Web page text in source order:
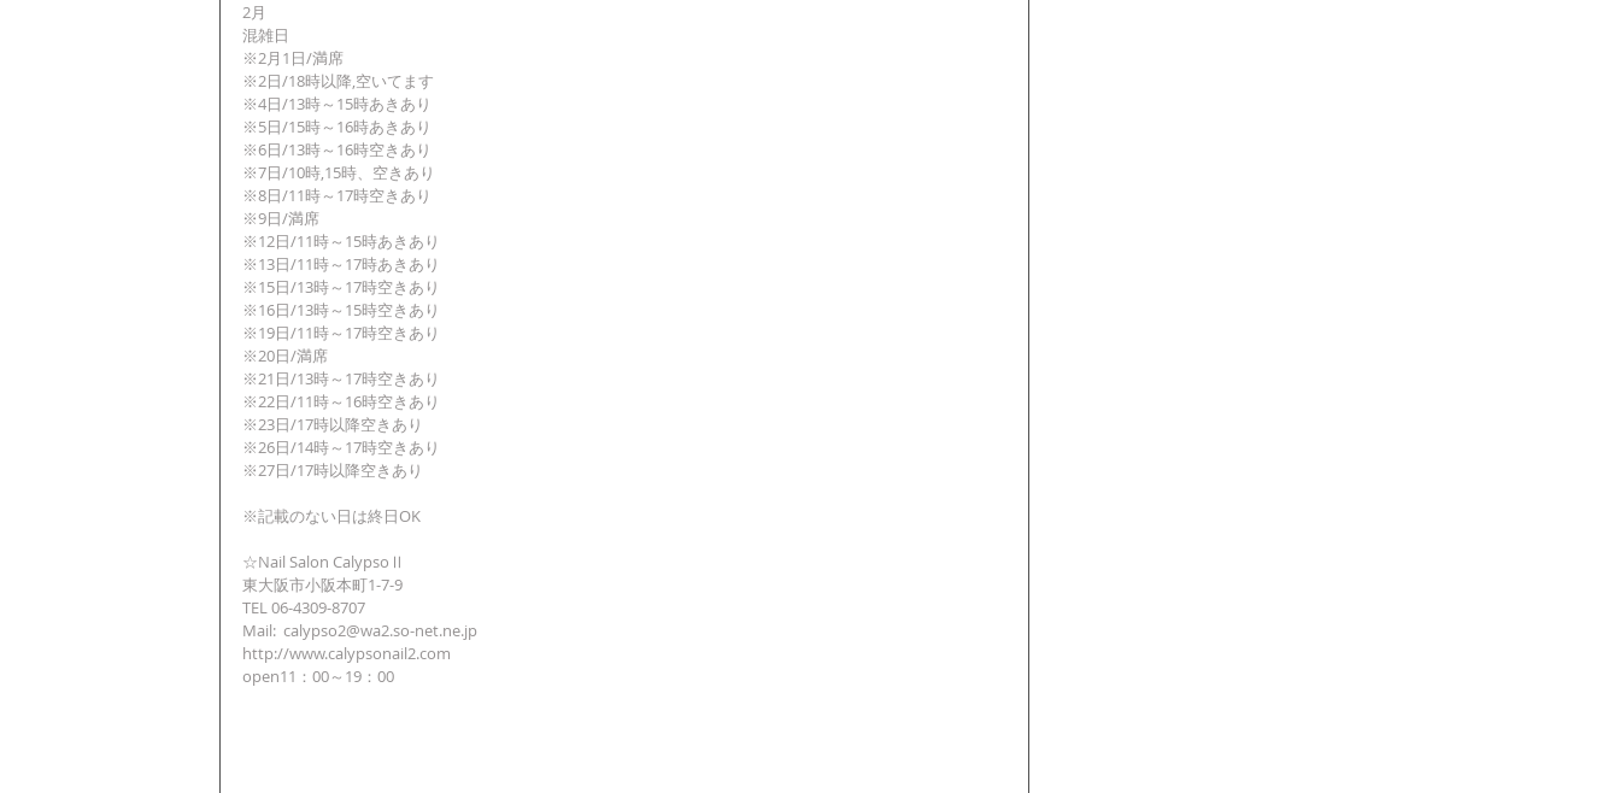
2月
混雑日
※2月1日/満席
※2日/18時以降,空いてます
※4日/13時～15時あきあり
※5日/15時～16時あきあり
※6日/13時～16時空きあり
※7日/10時,15時、空きあり
※8日/11時～17時空きあり
※9日/満席
※12日/11時～15時あきあり
※13日/11時～17時あきあり
※15日/13時～17時空きあり
※16日/13時～15時空きあり
※19日/11時～17時空きあり
※20日/満席
※21日/13時～17時空きあり
※22日/11時～16時空きあり
※23日/17時以降空きあり
※26日/14時～17時空きあり
※27日/17時以降空きあり
※記載のない日は終日OK
☆Nail Salon CalypsoⅡ
東大阪市小阪本町1-7-9
TEL 06-4309-8707
Mail:  calypso2@wa2.so-net.ne.jp
http://www.calypsonail2.com
open11：00～19：00